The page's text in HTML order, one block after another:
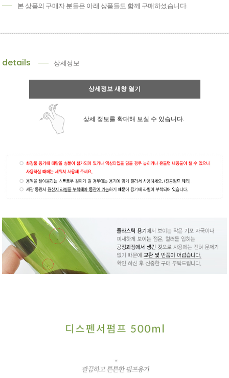
본 상품의 구매자 분들은 아래 상품들도 함께 구매하셨습니다.
details 상세정보
상세정보 새창 열기
상세 정보를 확대해 보실 수 있습니다.